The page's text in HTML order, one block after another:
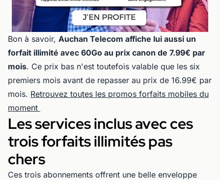
Bon à savoir, Auchan Telecom affiche lui aussi un
forfait illimité avec 60Go au prix canon de 7.99€ par
mois. Ce prix bas n'est toutefois valable que les six
premiers mois avant de repasser au prix de 16.99€ par
mois. Retrouvez toutes les promos forfaits mobiles du
moment
Les services inclus avec ces
trois forfaits illimités pas
chers
Ces trois abonnements offrent une belle enveloppe